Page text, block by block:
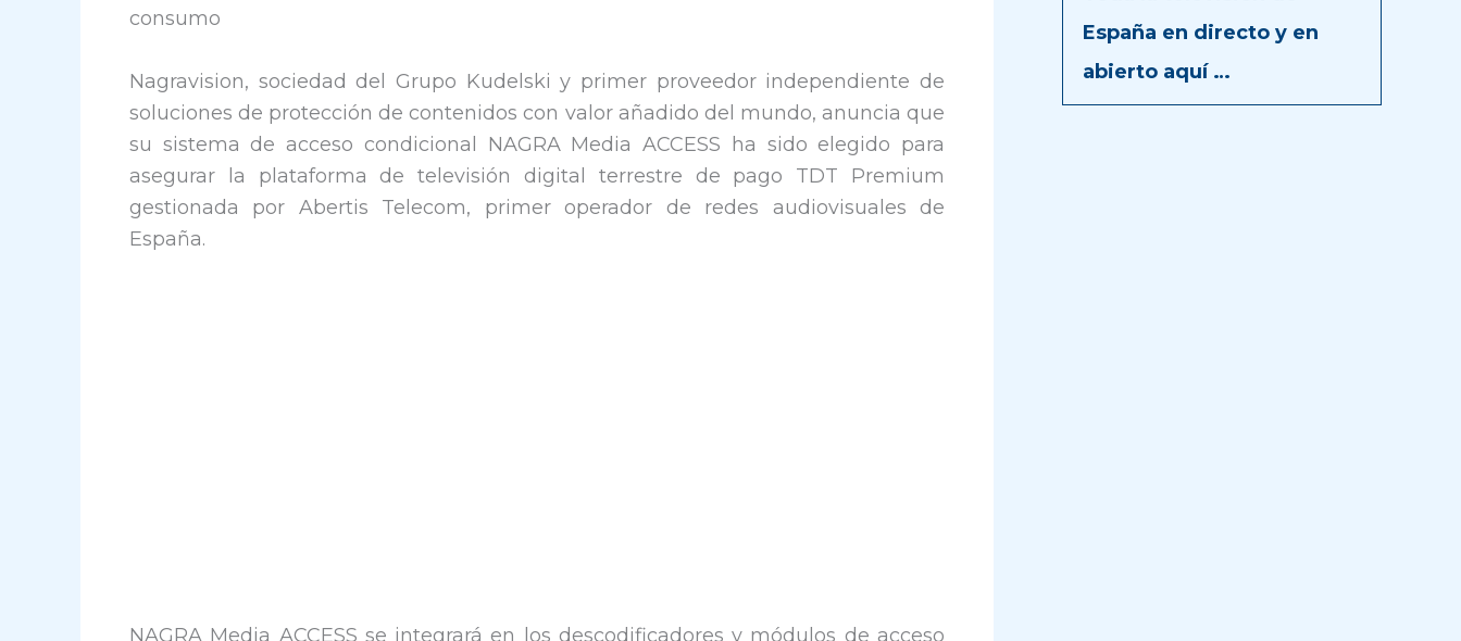
consumo
Nagravision, sociedad del Grupo Kudelski y primer proveedor independiente de
soluciones de protección de contenidos con valor añadido del mundo, anuncia que
su sistema de acceso condicional NAGRA Media ACCESS ha sido elegido para
asegurar la plataforma de televisión digital terrestre de pago TDT Premium
gestionada por Abertis Telecom, primer operador de redes audiovisuales de
España.
NAGRA Media ACCESS se integrará en los descodificadores y módulos de acceso
España en directo y en
abierto aquí …